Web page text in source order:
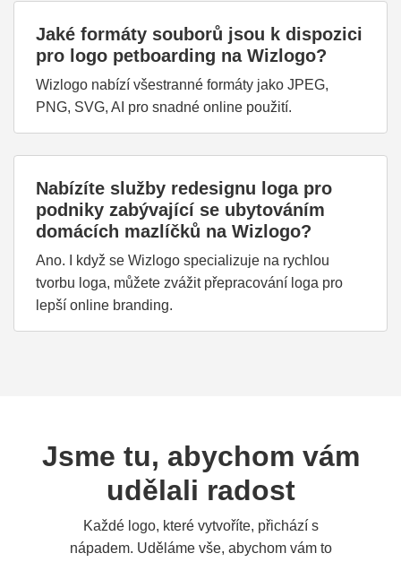
Jaké formáty souborů jsou k dispozici
pro logo petboarding na Wizlogo?
Wizlogo nabízí všestranné formáty jako JPEG,
PNG, SVG, AI pro snadné online použití.
Nabízíte služby redesignu loga pro
podniky zabývající se ubytováním
domácích mazlíčků na Wizlogo?
Ano. I když se Wizlogo specializuje na rychlou
tvorbu loga, můžete zvážit přepracování loga pro
lepší online branding.
Jsme tu, abychom vám
udělali radost
Každé logo, které vytvoříte, přichází s
nápadem. Uděláme vše, abychom vám to